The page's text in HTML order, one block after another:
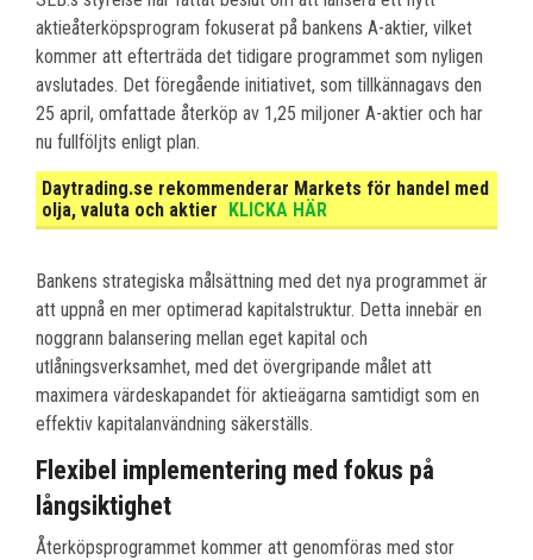
aktieåterköpsprogram fokuserat på bankens A-aktier, vilket
kommer att efterträda det tidigare programmet som nyligen
avslutades. Det föregående initiativet, som tillkännagavs den
25 april, omfattade återköp av 1,25 miljoner A-aktier och har
nu fullföljts enligt plan.
Daytrading.se rekommenderar Markets för handel med
olja, valuta och aktier
KLICKA HÄR
Bankens strategiska målsättning med det nya programmet är
att uppnå en mer optimerad kapitalstruktur. Detta innebär en
noggrann balansering mellan eget kapital och
utlåningsverksamhet, med det övergripande målet att
maximera värdeskapandet för aktieägarna samtidigt som en
effektiv kapitalanvändning säkerställs.
Flexibel implementering med fokus på
långsiktighet
Återköpsprogrammet kommer att genomföras med stor